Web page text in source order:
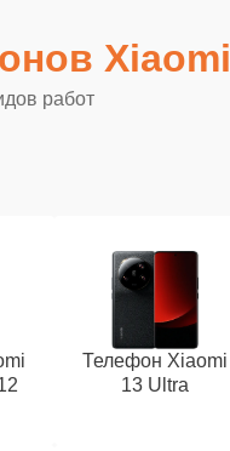
Xiaomi
работ
Телефон Xiaomi
13 Ultra